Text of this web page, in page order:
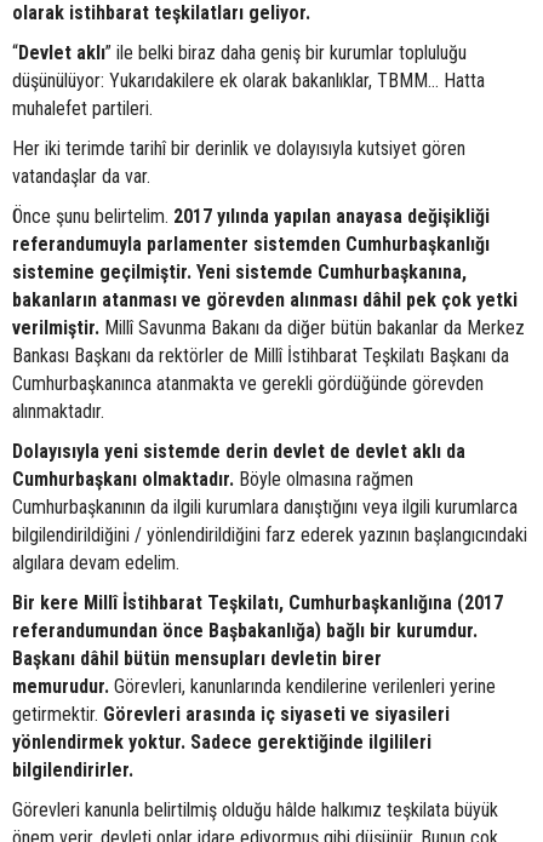
olarak istihbarat teşkilatları geliyor.
“Devlet aklı” ile belki biraz daha geniş bir kurumlar topluluğu
düşünülüyor: Yukarıdakilere ek olarak bakanlıklar, TBMM… Hatta
muhalefet partileri.
Her iki terimde tarihî bir derinlik ve dolayısıyla kutsiyet gören
vatandaşlar da var.
Önce şunu belirtelim. 2017 yılında yapılan anayasa değişikliği
referandumuyla parlamenter sistemden Cumhurbaşkanlığı
sistemine geçilmiştir. Yeni sistemde Cumhurbaşkanına,
bakanların atanması ve görevden alınması dâhil pek çok yetki
verilmiştir. Millî Savunma Bakanı da diğer bütün bakanlar da Merkez
Bankası Başkanı da rektörler de Millî İstihbarat Teşkilatı Başkanı da
Cumhurbaşkanınca atanmakta ve gerekli gördüğünde görevden
alınmaktadır.
Dolayısıyla yeni sistemde derin devlet de devlet aklı da
Cumhurbaşkanı olmaktadır. Böyle olmasına rağmen
Cumhurbaşkanının da ilgili kurumlara danıştığını veya ilgili kurumlarca
bilgilendirildiğini / yönlendirildiğini farz ederek yazının başlangıcındaki
algılara devam edelim.
Bir kere Millî İstihbarat Teşkilatı, Cumhurbaşkanlığına (2017
referandumundan önce Başbakanlığa) bağlı bir kurumdur.
Başkanı dâhil bütün mensupları devletin birer
memurudur. Görevleri, kanunlarında kendilerine verilenleri yerine
getirmektir. Görevleri arasında iç siyaseti ve siyasileri
yönlendirmek yoktur. Sadece gerektiğinde ilgilileri
bilgilendirirler.
Görevleri kanunla belirtilmiş olduğu hâlde halkımız teşkilata büyük